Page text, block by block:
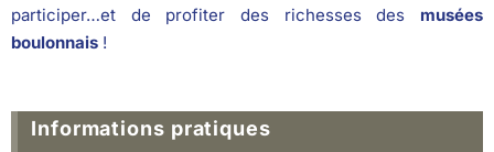
participer…et de profiter des richesses des musées
boulonnais !
Informations pratiques